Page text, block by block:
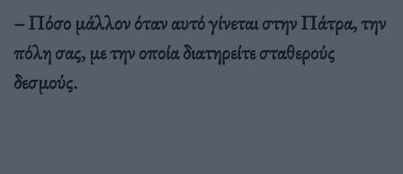
– Πόσο μάλλον όταν αυτό γίνεται στην Πάτρα, την
πόλη σας, με την οποία διατηρείτε σταθερούς
δεσμούς.